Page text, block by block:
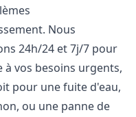
Nous
24h/24 et 7j/7 pour
à vos besoins urgents,
pour une fuite d'eau,
ou une panne de